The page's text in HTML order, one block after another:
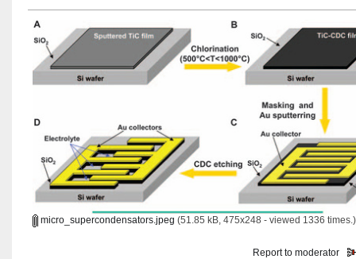
micro_supercondensators.jpeg (51.85 kB, 475x248 - viewed 1336 times.)
Report to moderator